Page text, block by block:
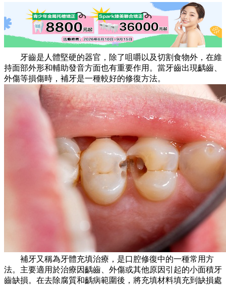
牙齒是人體堅硬的器官，除了咀嚼以及切割食物外，在維
持面部外形和輔助發音方面也有重要作用。當牙齒出現齲齒、
外傷等損傷時，補牙是一種較好的修復方法。
補牙又稱為牙體充填治療，是口腔修復中的一種常用方
法。主要適用於治療因齲齒、外傷或其他原因引起的小面積牙
齒缺損。在去除腐質和齲病範圍後，將充填材料填充到缺損處